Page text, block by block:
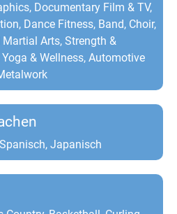
Documentary Film & TV,
Dance Fitness, Band, Choir,
Arts, Strength &
& Wellness, Automotive
Japanisch